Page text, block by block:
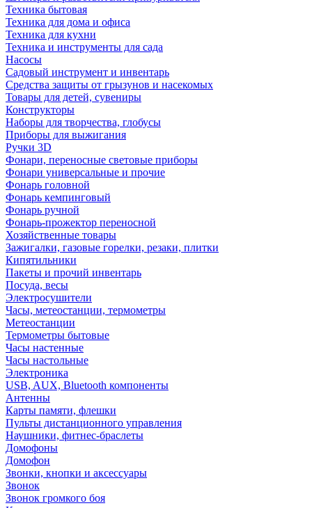
Техника бытовая
Техника для дома и офиса
Техника для кухни
Техника и инструменты для сада
Насосы
Садовый инструмент и инвентарь
Средства защиты от грызунов и насекомых
Товары для детей, сувениры
Конструкторы
Наборы для творчества, глобусы
Приборы для выжигания
Ручки 3D
Фонари, переносные световые приборы
Фонари универсальные и прочие
Фонарь головной
Фонарь кемпинговый
Фонарь ручной
Фонарь-прожектор переносной
Хозяйственные товары
Зажигалки, газовые горелки, резаки, плитки
Кипятильники
Пакеты и прочий инвентарь
Посуда, весы
Электросушители
Часы, метеостанции, термометры
Метеостанции
Термометры бытовые
Часы настенные
Часы настольные
Электроника
USB, AUX, Bluetooth компоненты
Антенны
Карты памяти, флешки
Пульты дистанционного управления
Наушники, фитнес-браслеты
Домофоны
Домофон
Звонки, кнопки и аксессуары
Звонок
Звонок громкого боя